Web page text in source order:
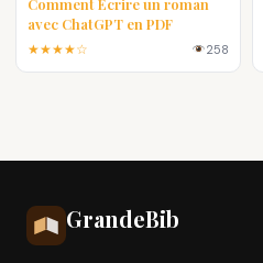
avec ChatGPT en PDF
★★★★☆ 258
GrandeBib